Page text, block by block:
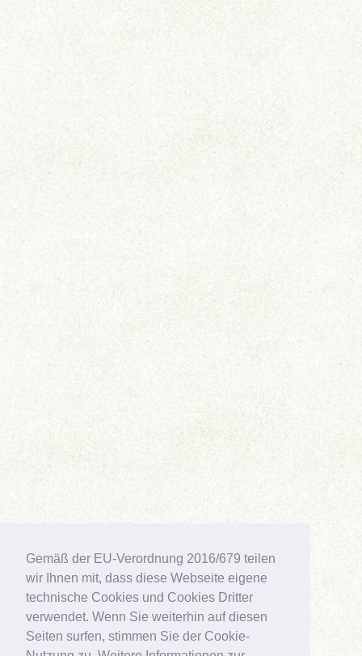
Gemäß der EU-Verordnung 2016/679 teilen
wir Ihnen mit, dass diese Webseite eigene
technische Cookies und Cookies Dritter
verwendet. Wenn Sie weiterhin auf diesen
Seiten surfen, stimmen Sie der Cookie-